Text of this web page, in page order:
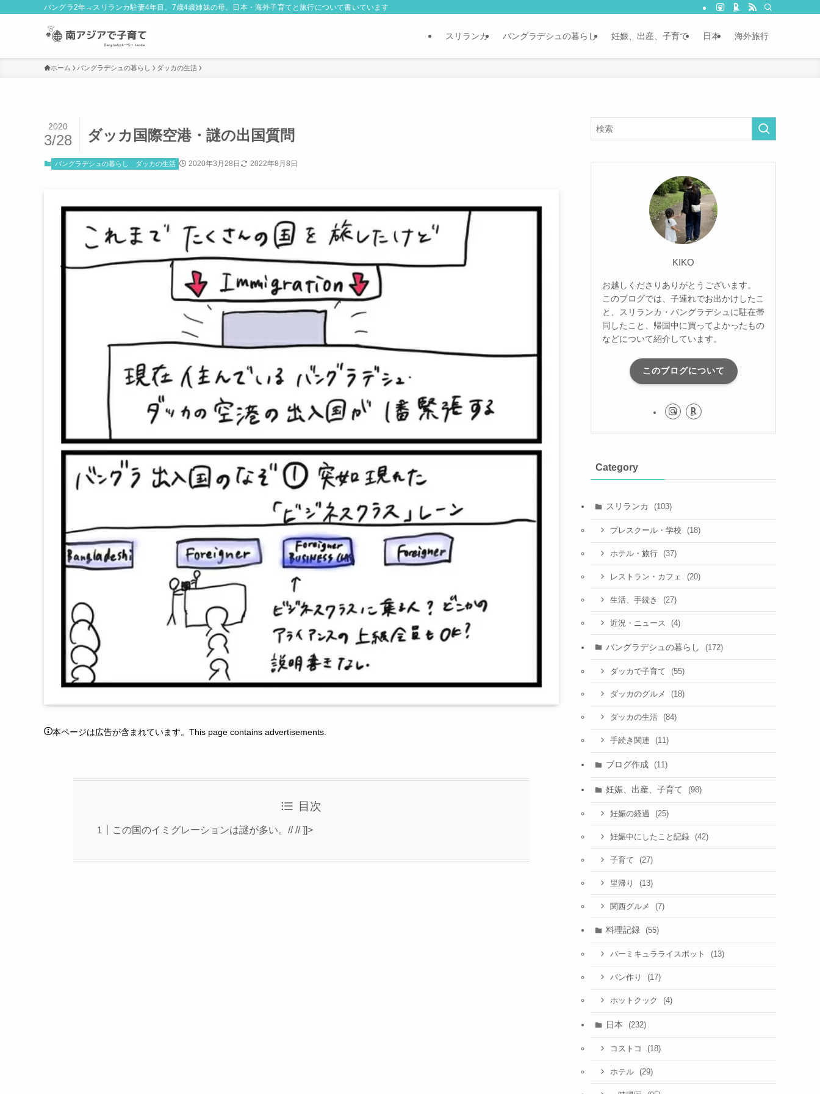
バングラ2年→スリランカ駐妻4年目。7歳4歳姉妹の母。日本・海外子育てと旅行について書いています
スリランカ バングラデシュの暮らし 妊娠、出産、子育て 日本 海外旅行
ホーム バングラデシュの暮らし ダッカの生活
ダッカ国際空港・謎の出国質問
2020
3/28
バングラデシュの暮らし ダッカの生活 2020年3月28日 2022年8月8日
本ページは広告が含まれています。This page contains advertisements.
目次
この国のイミグレーションは謎が多い。// // ]]>
KIKO
お越しくださりありがとうございます。
このブログでは、子連れでお出かけしたこ
と、スリランカ・バングラデシュに駐在帯
同したこと、帰国中に買ってよかったもの
などについて紹介しています。
このブログについて
Category
スリランカ (103)
プレスクール・学校 (18)
ホテル・旅行 (37)
レストラン・カフェ (20)
生活、手続き (27)
近況・ニュース (4)
バングラデシュの暮らし (172)
ダッカで子育て (55)
ダッカのグルメ (18)
ダッカの生活 (84)
手続き関連 (11)
ブログ作成 (11)
妊娠、出産、子育て (98)
妊娠の経過 (25)
妊娠中にしたこと記録 (42)
子育て (27)
里帰り (13)
関西グルメ (7)
料理記録 (55)
バーミキュラライスポット (13)
パン作り (17)
ホットクック (4)
日本 (232)
コストコ (18)
ホテル (29)